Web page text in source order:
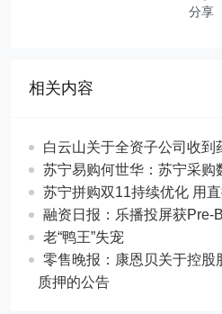
分享
相关内容
白云山关于全资子公司收到
苏宁易购何世华：苏宁采购
苏宁拼购双11持续优化 用
融资日报：乐播投屏获Pre-
老“鸭王”失宠
零售晚报：康恩贝关于控股
质押的公告